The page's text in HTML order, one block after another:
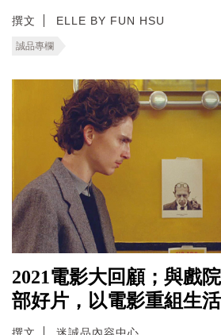
撰文 ELLE BY FUN HSU
誠品專欄
2021電影大回顧；與戲
部好片，以電影重組生
撰文 迷誠品內容中心